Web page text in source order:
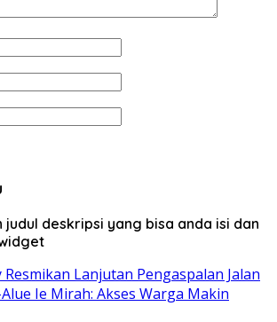
judul deskripsi yang bisa anda isi dan